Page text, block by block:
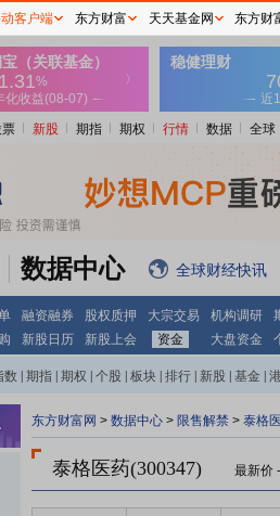
票 新股 期指 期权 行情 数据 全球
数据中心 全球财经快讯
融资融券 股权质押 大宗交易 机构调研
新股日历 新股上会 资金 大盘资金
数 期指 期权 个股 板块 排行 新股 基金
东方财富网 > 数据中心 > 限售解禁 > 泰格
泰格医药(300347) 最新价 -
客户端 东方财富 天天基金网 东方财